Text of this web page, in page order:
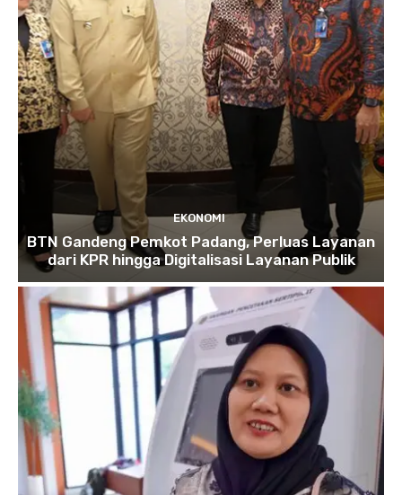
EKONOMI
BTN Gandeng Pemkot Padang, Perluas Layanan
dari KPR hingga Digitalisasi Layanan Publik